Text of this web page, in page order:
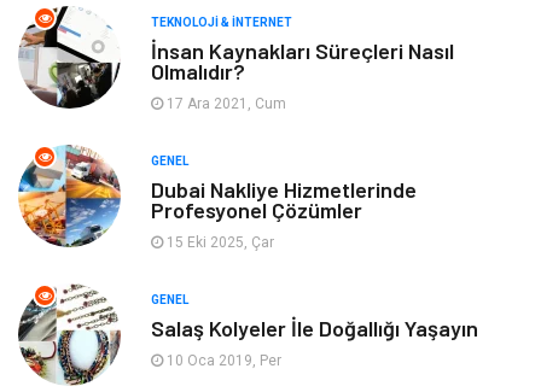
Gayrimenkul Spor
Finans& Ekonomi Anne & Çocuk
Genel Kültür
Ev İşleri
Mobilya
Astroloji
TEKNOLOJI & İNTERNET
İnsan Kaynakları Süreçleri Nasıl
Olmalıdır?
17 Ara 2021, Cum
GENEL
Dubai Nakliye Hizmetlerinde
Profesyonel Çözümler
15 Eki 2025, Çar
GENEL
Salaş Kolyeler İle Doğallığı Yaşayın
10 Oca 2019, Per